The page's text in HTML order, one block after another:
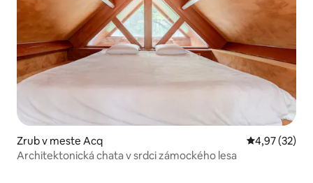
Zrub v meste Acq Priemerné
4,97 (32)
Architektonická chata v srdci zámockého lesa